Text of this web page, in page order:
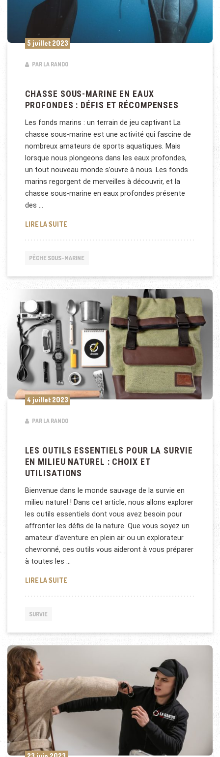
5 juillet 2023
PAR LA RANDO
CHASSE SOUS-MARINE EN EAUX
PROFONDES : DÉFIS ET RÉCOMPENSES
Les fonds marins : un terrain de jeu captivant La
chasse sous-marine est une activité qui fascine de
nombreux amateurs de sports aquatiques. Mais
lorsque nous plongeons dans les eaux profondes,
un tout nouveau monde s’ouvre à nous. Les fonds
marins regorgent de merveilles à découvrir, et la
chasse sous-marine en eaux profondes présente
des …
LIRE LA SUITECHASSE SOUS-MARINE EN EAUX PROFONDES :
PÊCHE SOUS-MARINE
4 juillet 2023
PAR LA RANDO
LES OUTILS ESSENTIELS POUR LA SURVIE
EN MILIEU NATUREL : CHOIX ET
UTILISATIONS
Bienvenue dans le monde sauvage de la survie en
milieu naturel ! Dans cet article, nous allons explorer
les outils essentiels dont vous avez besoin pour
affronter les défis de la nature. Que vous soyez un
amateur d’aventure en plein air ou un explorateur
chevronné, ces outils vous aideront à vous préparer
à toutes les …
LIRE LA SUITELES OUTILS ESSENTIELS POUR LA SURVIE EN
SURVIE